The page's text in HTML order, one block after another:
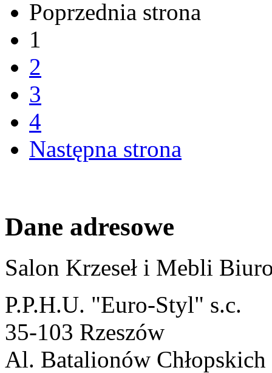
Poprzednia strona
1
2
3
4
Następna strona
Dane adresowe
Salon Krzeseł i Mebli
P.P.H.U. "Euro-Styl" s.c.
35-103 Rzeszów
Al. Batalionów